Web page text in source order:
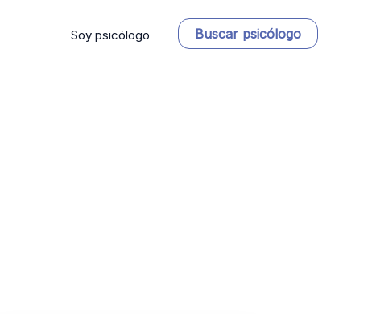
Soy psicólogo Buscar psicólogo